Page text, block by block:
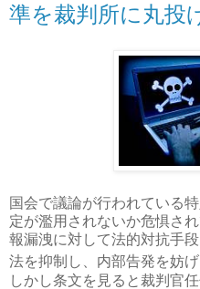
準を裁判所に丸投
国会で議論が行われている
定が濫用されないか危惧さ
報漏洩に対して法的対抗手
法を抑制し、内部告発を妨
しかし条文を見ると裁判官